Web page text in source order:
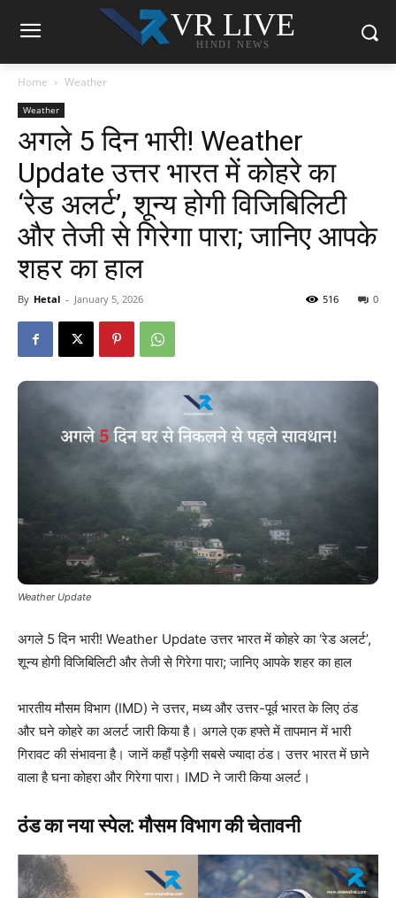
VR LIVE
HINDI NEWS
Home Weather
Weather
अगले 5 दिन भारी! Weather
Update उत्तर भारत में कोहरे का
‘रेड अलर्ट’, शून्य होगी विजिबिलिटी
और तेजी से गिरेगा पारा; जानिए आपके
शहर का हाल
By Hetal - January 5, 2026 0
516
Weather Update
अगले 5 दिन भारी! Weather Update उत्तर भारत में कोहरे का ‘रेड अलर्ट’,
शून्य होगी विजिबिलिटी और तेजी से गिरेगा पारा; जानिए आपके शहर का हाल
भारतीय मौसम विभाग (IMD) ने उत्तर, मध्य और उत्तर-पूर्व भारत के लिए ठंड
और घने कोहरे का अलर्ट जारी किया है। अगले एक हफ्ते में तापमान में भारी
गिरावट की संभावना है। जानें कहाँ पड़ेगी सबसे ज्यादा ठंड। उत्तर भारत में छाने
वाला है घना कोहरा और गिरेगा पारा। IMD ने जारी किया अलर्ट।
ठंड का नया स्पेल: मौसम विभाग की चेतावनी